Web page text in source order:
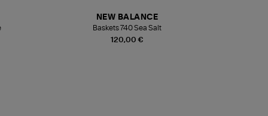
120,00 €
NEW BALANCE
Baskets 740 Sea Salt